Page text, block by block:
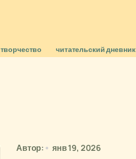
творчество читательский дневник
Автор: янв 19, 2026